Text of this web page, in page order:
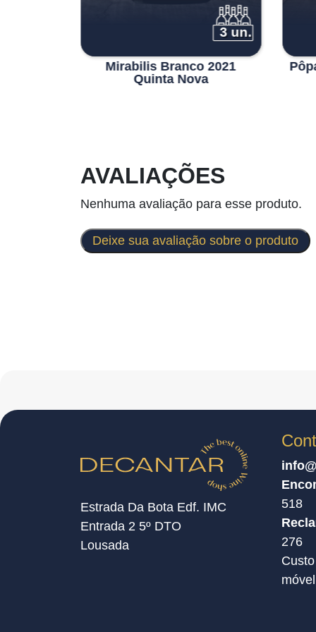
3 un.
Mirabilis Branco 2021
Quinta Nova
AVALIAÇÕES
Nenhuma avaliação para esse produto.
Deixe sua avaliação sobre o produto
Estrada Da Bota Edf. IMC
Entrada 2 5º DTO
Lousada
518
276